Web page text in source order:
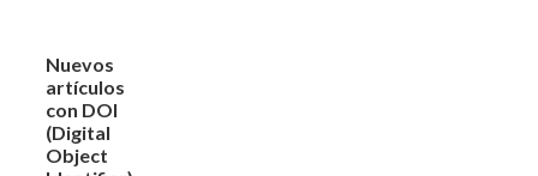
Nuevos
artículos
con DOI
(Digital
Object